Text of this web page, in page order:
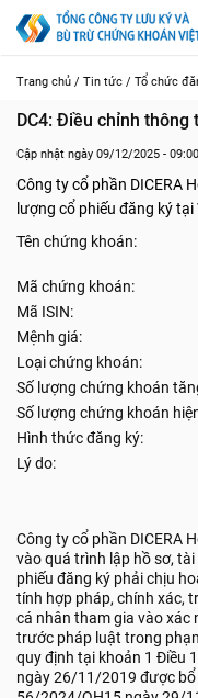
Trang chủ / Tin tức / Tổ chức
DC4: Điều chỉnh
Cập nhật ngày 09/12/2025 -
Công ty cổ phần DICERA
lượng cổ phiếu đăng ký tại
Tên chứng khoán:
Mã chứng khoán:
Mã ISIN:
Mệnh giá:
Loại chứng khoán:
Số lượng chứng khoán
Số lượng chứng khoán
Hình thức đăng ký:
Lý do:
Công ty cổ phần DICERA
vào quá trình lập hồ sơ,
phiếu đăng ký phải chịu
tính hợp pháp, chính xác,
cá nhân tham gia vào xác
trước pháp luật trong
quy định tại khoản 1 Điều
ngày 26/11/2019 được